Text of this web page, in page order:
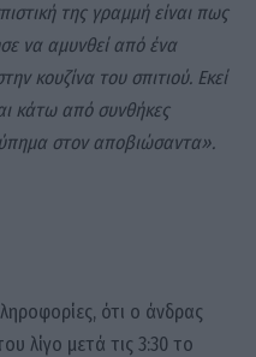
της γραμμή είναι πως
να αμυνθεί από ένα
κουζίνα του σπιτιού. Εκεί
κάτω από συνθήκες
στον αποβιώσαντα».
ότι ο άνδρας
λίγο μετά τις 3:30 το